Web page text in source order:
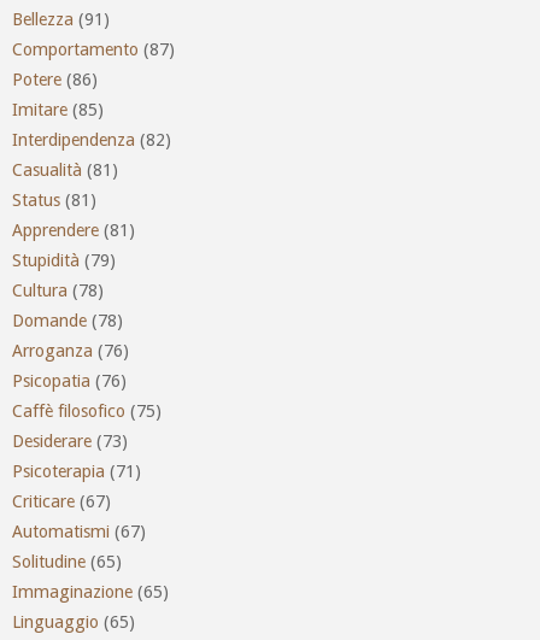
Bellezza (91)
Comportamento (87)
Potere (86)
Imitare (85)
Interdipendenza (82)
Casualità (81)
Status (81)
Apprendere (81)
Stupidità (79)
Cultura (78)
Domande (78)
Arroganza (76)
Psicopatia (76)
Caffè filosofico (75)
Desiderare (73)
Psicoterapia (71)
Criticare (67)
Automatismi (67)
Solitudine (65)
Immaginazione (65)
Linguaggio (65)